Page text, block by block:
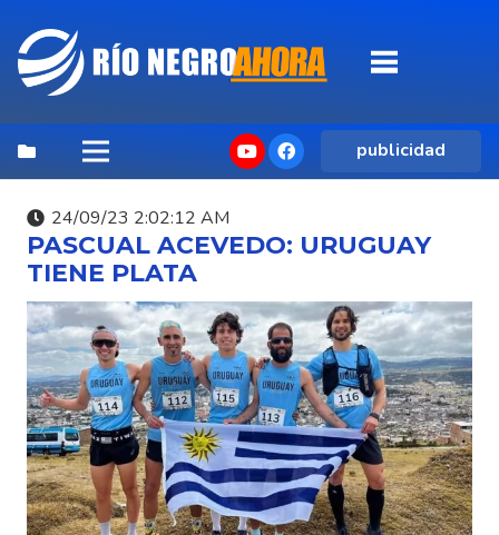
publicidad
24/09/23 2:02:12 AM
PASCUAL ACEVEDO: URUGUAY
TIENE PLATA